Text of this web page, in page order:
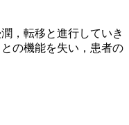
，転移と進行していき
の機能を失い，患者の